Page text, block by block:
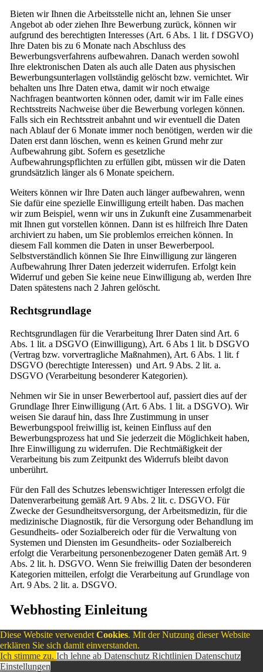
Bieten wir Ihnen die Arbeitsstelle nicht an, lehnen Sie unser
Angebot ab oder ziehen Ihre Bewerbung zurück, können wir
aufgrund des berechtigten Interesses (Art. 6 Abs. 1 lit. f DSGVO)
Ihre Daten bis zu 6 Monate nach Abschluss des
Bewerbungsverfahrens aufbewahren. Danach werden sowohl
Ihre elektronischen Daten als auch alle Daten aus physischen
Bewerbungsunterlagen vollständig gelöscht bzw. vernichtet. Wir
behalten uns Ihre Daten etwa, damit wir noch etwaige
Nachfragen beantworten können oder, damit wir im Falle eines
Rechtsstreits Nachweise über die Bewerbung vorlegen können.
Falls sich ein Rechtsstreit anbahnt und wir eventuell die Daten
nach Ablauf der 6 Monate immer noch benötigen, werden wir die
Daten erst dann löschen, wenn es keinen Grund mehr zur
Aufbewahrung gibt. Sofern es gesetzliche
Aufbewahrungspflichten zu erfüllen gibt, müssen wir die Daten
grundsätzlich länger als 6 Monate speichern.
Weiters können wir Ihre Daten auch länger aufbewahren, wenn
Sie dafür eine spezielle Einwilligung erteilt haben. Das machen
wir zum Beispiel, wenn wir uns in Zukunft eine Zusammenarbeit
mit Ihnen gut vorstellen können. Dann ist es hilfreich Ihre Daten
archiviert zu haben, um Sie problemlos erreichen können. In
diesem Fall kommen die Daten in unser Bewerberpool.
Selbstverständlich können Sie Ihre Einwilligung zur längeren
Aufbewahrung Ihrer Daten jederzeit widerrufen. Erfolgt kein
Widerruf und geben Sie keine neue Einwilligung ab, werden Ihre
Daten spätestens nach 2 Jahren gelöscht.
Rechtsgrundlage
Rechtsgrundlagen für die Verarbeitung Ihrer Daten sind Art. 6
Abs. 1 lit. a DSGVO (Einwilligung), Art. 6 Abs 1 lit. b DSGVO
(Vertrag bzw. vorvertragliche Maßnahmen), Art. 6 Abs. 1 lit. f
DSGVO (berechtigte Interessen) und Art. 9 Abs. 2 lit. a.
DSGVO (Verarbeitung besonderer Kategorien).
Nehmen wir Sie in unser Bewerbertool auf, passiert dies auf der
Grundlage Ihrer Einwilligung (Art. 6 Abs. 1 lit. a DSGVO). Wir
weisen Sie darauf hin, dass Ihre Zustimmung in unser
Bewerbungspool freiwillig ist, keinen Einfluss auf den
Bewerbungsprozess hat und Sie jederzeit die Möglichkeit haben,
Ihre Einwilligung zu widerrufen. Die Rechtmäßigkeit der
Verarbeitung bis zum Zeitpunkt des Widerrufs bleibt davon
unberührt.
Für den Fall des Schutzes lebenswichtiger Interessen erfolgt die
Datenverarbeitung gemäß Art. 9 Abs. 2 lit. c. DSGVO. Für
Zwecke der Gesundheitsversorgung, der Arbeitsmedizin, für die
medizinische Diagnostik, für die Versorgung oder Behandlung im
Gesundheits- oder Sozialbereich oder für die Verwaltung von
Systemen und Diensten im Gesundheits- oder Sozialbereich
erfolgt die Verarbeitung personenbezogener Daten gemäß Art. 9
Abs. 2 lit. h. DSGVO. Wenn Sie freiwillig Daten der besonderen
Kategorien mitteilen, erfolgt die Verarbeitung auf Grundlage von
Art. 9 Abs. 2 lit. a. DSGVO.
Webhosting Einleitung
Webhosting Zusammenfassung
👥 Betroffene: Besucher der Website
🤝 Zweck: professionelles Hosting der Website und
Diese Website verwendet Cookies. Mit der Nutzung dieser Website
erklären Sie sich damit einverstanden.
Ich stimme zu. Ich lehne ab Datenschutz Richtlinien Datenschutz
Einstellungen